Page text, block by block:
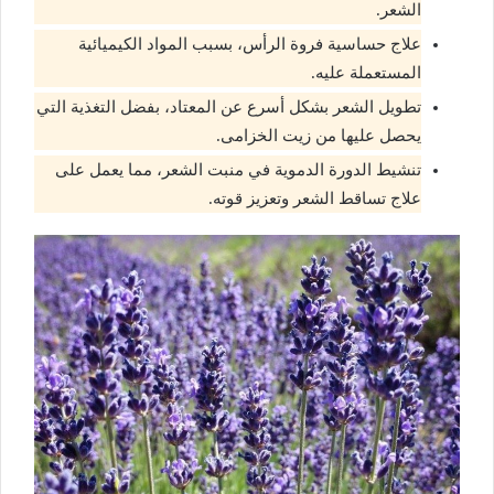
الشعر.
علاج حساسية فروة الرأس، بسبب المواد الكيميائية
المستعملة عليه.
تطويل الشعر بشكل أسرع عن المعتاد، بفضل التغذية التي
يحصل عليها من زيت الخزامى.
تنشيط الدورة الدموية في منبت الشعر، مما يعمل على
علاج تساقط الشعر وتعزيز قوته.